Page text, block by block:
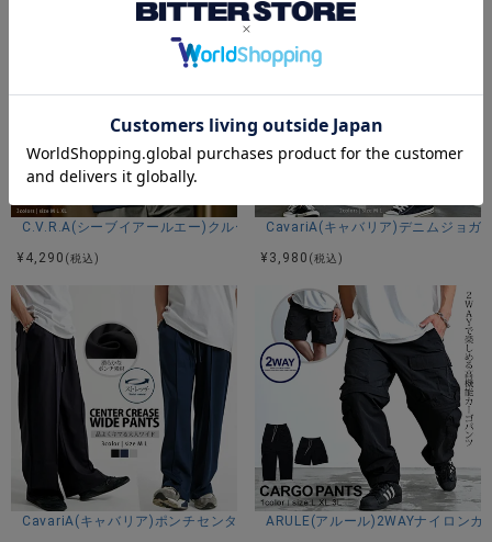
ポリエステル100%
モデル
TAIRA：身長180cm 体重67kg Lサイズ着用
カラー展開
ブラック グレー ネイビー
アイテムガイド
伸縮性-あり 透け感-なし 生地の厚み-普通 裏地-なし
※当店スタッフの個人的な感想になります。お客様により、感
C.V.R.A(シーブイアールエー)クルーネック メッシュストレッチドローコ
¥ 4,290 (税込)
CavariA(キャバリア)デニムジョガ
¥ 3,980 (税込)
CavariA(キャバリア)ポンチセンタープレスワイドパンツ/全3色
ARULE(アルール)2WAYナイロンカ